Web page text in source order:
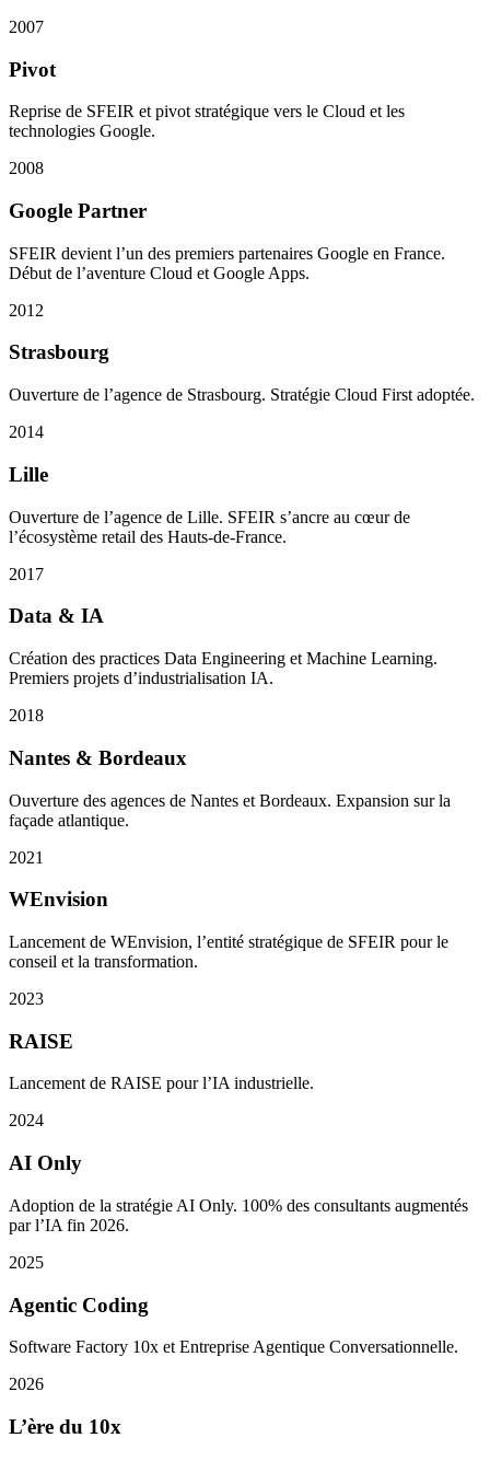
2007
Pivot
Reprise de SFEIR et pivot stratégique vers le Cloud et les
technologies Google.
2008
Google Partner
SFEIR devient l’un des premiers partenaires Google en France.
Début de l’aventure Cloud et Google Apps.
2012
Strasbourg
Ouverture de l’agence de Strasbourg. Stratégie Cloud First adoptée.
2014
Lille
Ouverture de l’agence de Lille. SFEIR s’ancre au cœur de
l’écosystème retail des Hauts-de-France.
2017
Data & IA
Création des practices Data Engineering et Machine Learning.
Premiers projets d’industrialisation IA.
2018
Nantes & Bordeaux
Ouverture des agences de Nantes et Bordeaux. Expansion sur la
façade atlantique.
2021
WEnvision
Lancement de WEnvision, l’entité stratégique de SFEIR pour le
conseil et la transformation.
2023
RAISE
Lancement de RAISE pour l’IA industrielle.
2024
AI Only
Adoption de la stratégie AI Only. 100% des consultants augmentés
par l’IA fin 2026.
2025
Agentic Coding
Software Factory 10x et Entreprise Agentique Conversationnelle.
2026
L’ère du 10x